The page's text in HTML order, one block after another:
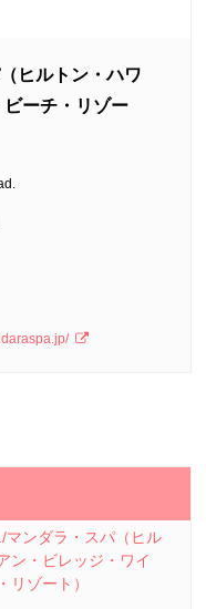
ヒルトン・ハワ
ーチ・リゾー
マンダラ・スパ（ヒル
ン・ビレッジ・ワイ
リゾート）